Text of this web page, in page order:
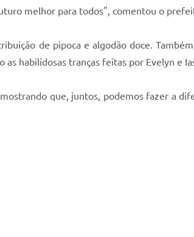
melhor para todos", comentou o
de pipoca e algodão doce.
habilidosas tranças feitas por Evelyn e
que, juntos, podemos fazer a